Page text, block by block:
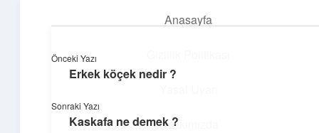
Anasayfa
Hakkımızda
Yumuşak Teknoloji Rehberi
Dijital dünyada huzurlu bir yolculuk!
Önceki Yazı
Erkek köçek nedir ?
Sonraki Yazı
Kaskafa ne demek ?